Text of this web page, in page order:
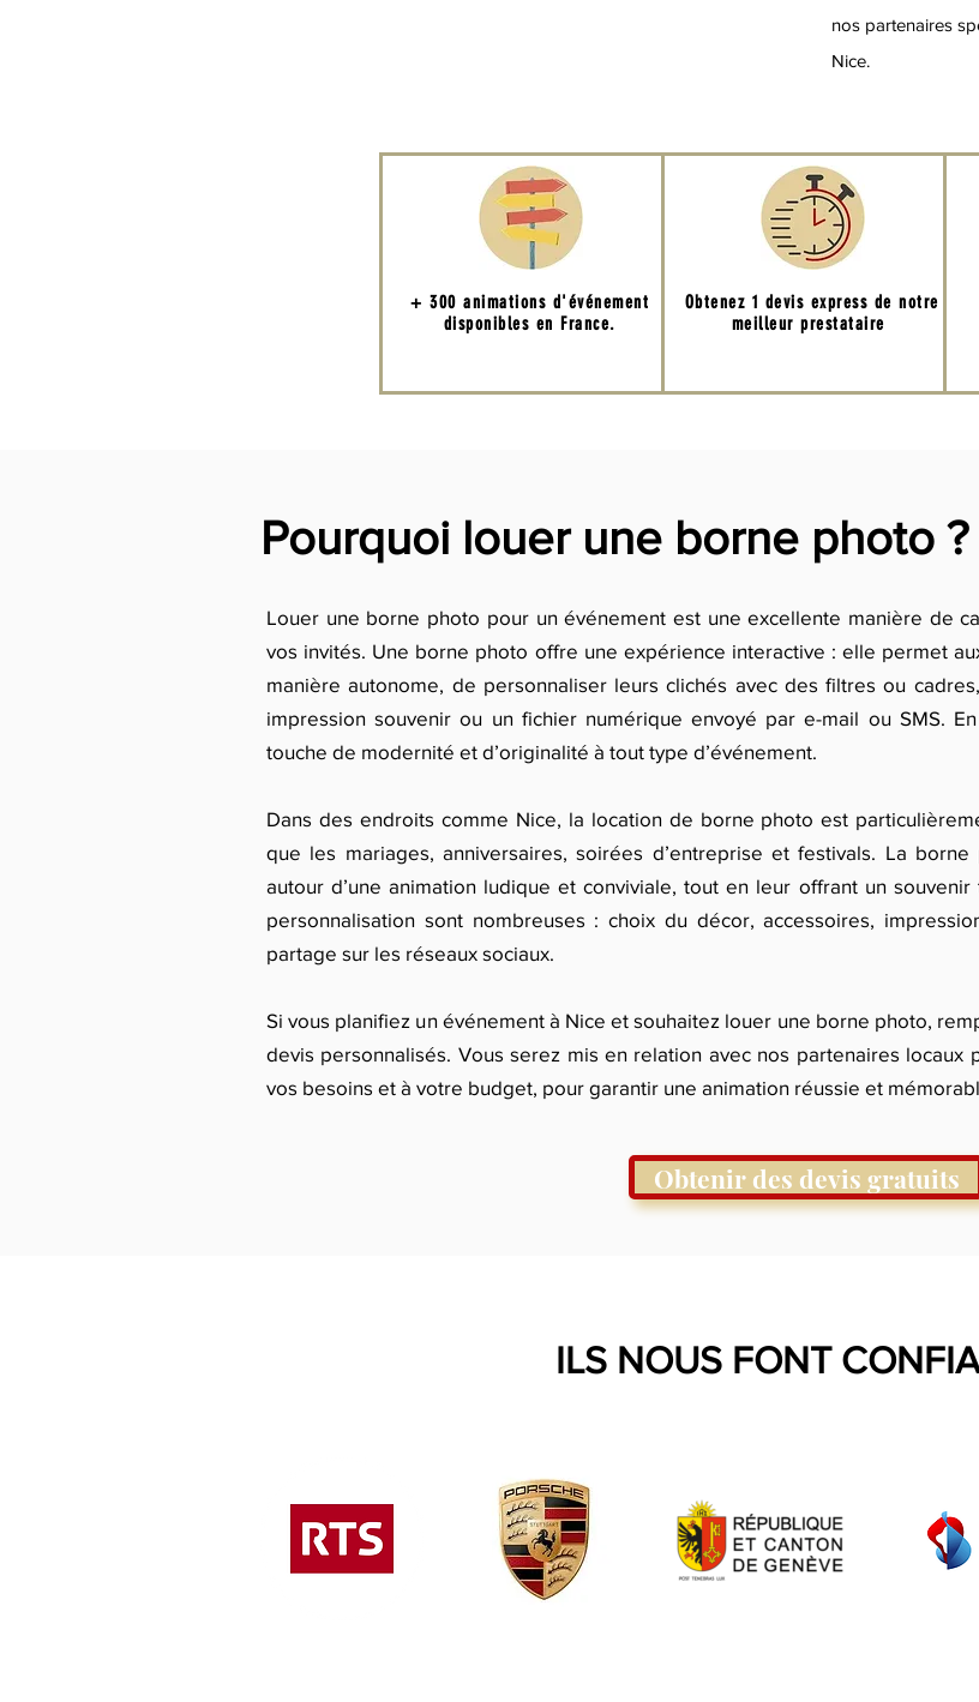
nos partenaires
Nice.
+ 300 animations d'événement
disponibles en France.
Obtenez 1 devis express de notre
meilleur prestataire
Pourquoi louer une borne photo ?
Louer une borne photo pour un événement est une excellente manière de
vos invités. Une borne photo offre une expérience interactive : elle permet
manière autonome, de personnaliser leurs clichés avec des filtres ou
impression souvenir ou un fichier numérique envoyé par e-mail ou SMS.
touche de modernité et d’originalité à tout type d’événement.
Dans des endroits comme Nice, la location de borne photo est
que les mariages, anniversaires, soirées d’entreprise et festivals. La
autour d’une animation ludique et conviviale, tout en leur offrant un
personnalisation sont nombreuses : choix du décor, accessoires,
partage sur les réseaux sociaux.
Si vous planifiez un événement à Nice et souhaitez louer une borne photo,
devis personnalisés. Vous serez mis en relation avec nos partenaires
vos besoins et à votre budget, pour garantir une animation réussie et
Obtenir des devis gratuits
ILS NOUS FONT